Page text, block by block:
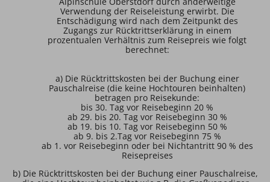
Verwendung der Reiseleistung erwirbt. Die
Entschädigung wird nach dem Zeitpunkt des
Zugangs zur Rücktrittserklärung in einem
prozentualen Verhältnis zum Reisepreis wie folgt
berechnet:
a) Die Rücktrittskosten bei der Buchung einer
Pauschalreise (die keine Hochtouren beinhalten)
betragen pro Reisekunde:
bis 30. Tag vor Reisebeginn 20 %
ab 29. bis 20. Tag vor Reisebeginn 30 %
ab 19. bis 10. Tag vor Reisebeginn 50 %
ab 9. bis 2.Tag vor Reisebeginn 75 %
ab 1. vor Reisebeginn oder bei Nichtantritt 90 % des
Reisepreises
b) Die Rücktrittskosten bei der Buchung einer Pauschalreise,